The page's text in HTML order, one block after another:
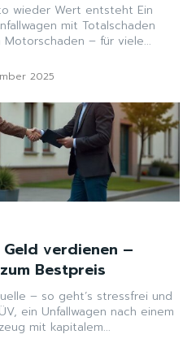
wieder Wert entsteht Ein
mit Totalschaden
– für viele...
2025
verdienen –
Bestpreis
– so geht’s stressfrei und
ein Unfallwagen nach einem
mit kapitalem...